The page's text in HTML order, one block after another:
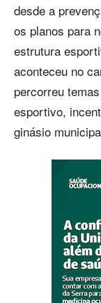
desde a
os planos para
estrutura
aconteceu no
percorreu
esportivo,
ginásio